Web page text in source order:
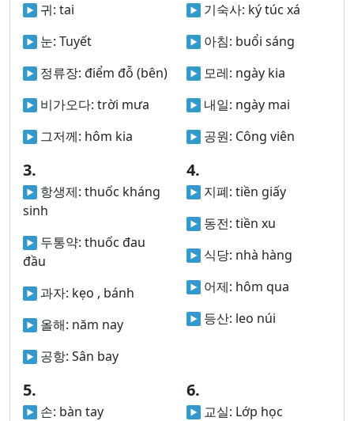
귀: tai
눈: Tuyết
정류장: điểm đỗ (bên)
비가오다: trời mưa
그저께: hôm kia
기숙사: ký túc xá
아침: buổi sáng
모레: ngày kia
내일: ngày mai
공원: Công viên
3.
항생제: thuốc kháng
sinh
두통약: thuốc đau
đầu
과자: kẹo , bánh
올해: năm nay
공항: Sân bay
4.
지폐: tiền giấy
동전: tiền xu
식당: nhà hàng
어제: hôm qua
등산: leo núi
5.
손: bàn tay
6.
교실: Lớp học